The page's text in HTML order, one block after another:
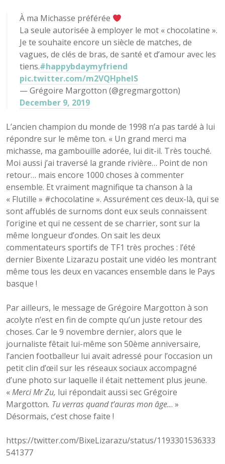
À ma Michasse préférée
La seule autorisée à employer le mot « chocolatine ».
Je te souhaite encore un siècle de matches, de
vagues, de clés de bras, de santé et d’amour avec les
tiens.#happybdaymyfriend
pic.twitter.com/m2VQHpheIS
— Grégoire Margotton (@gregmargotton)
December 9, 2019
L’ancien champion du monde de 1998 n’a pas tardé à lui
répondre sur le même ton. « Un grand merci ma
michasse, ma gambouille adorée, lui dit-il. Très touché.
Moi aussi j’ai traversé la grande rivière… Point de non
retour… mais encore 1000 choses à commenter
ensemble. Et vraiment magnifique ta chanson à la
« Flutille » #chocolatine ». Assurément ces deux-là, qui se
sont affublés de surnoms dont eux seuls connaissent
l’origine et qui ne cessent de se charrier, sont sur la
même longueur d’ondes. On sait les deux
commentateurs sportifs de TF1 très proches : l’été
dernier Bixente Lizarazu postait une vidéo les montrant
même tous les deux en vacances ensemble dans le Pays
basque !
Par ailleurs, le message de Grégoire Margotton à son
acolyte n’est en fin de compte qu’un juste retour des
choses. Car le 9 novembre dernier, alors que le
journaliste fêtait lui-même son 50ème anniversaire,
l’ancien footballeur lui avait adressé pour l’occasion un
petit clin d’œil sur les réseaux sociaux accompagné
d’une photo sur laquelle il était nettement plus jeune.
«Merci Mr Zu, lui répondait aussi sec Grégoire
Margotton. Tu verras quand t’auras mon âge... »
Désormais, c’est chose faite !
https://twitter.com/BixeLizarazu/status/1193301536333
541377